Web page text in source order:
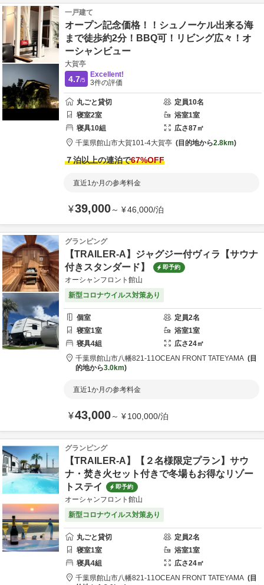
一戸建て
オープン記念価格！！シュノーケル出来る海
まで徒歩約2分！BBQ可！リビング広々！オ
ーシャンビュー
大賀亭
4.7/5
Excellent!
3件の評価
丸ごと貸切 定員10名
寝室2室 浴室1室
寝具10組 広さ87㎡
千葉県館山市大賀101-4大賀亭 目的地から2.8km
７泊以上の連泊で67%OFF
直近1か月の参考料金
¥39,000～ ¥46,000/泊
グランピング
【TRAILER-A】ジャグジー付ヴィラ【サウナ
付きスタンダード】
即予約
オーシャンフロント館山
新型コロナウイルス対策あり
個室 定員2名
寝室1室 浴室1室
寝具4組 広さ24㎡
千葉県館山市八幡821-11OCEAN FRONT TATEYAMA
目
的地から3.0km
直近1か月の参考料金
¥43,000～ ¥100,000/泊
グランピング
【TRAILER-A】【２名様限定プラン】サウ
ナ・焚き火セット付きで冬場もお得なリゾー
トステイ
即予約
オーシャンフロント館山
新型コロナウイルス対策あり
丸ごと貸切 定員2名
寝室1室 浴室1室
寝具4組 広さ24㎡
千葉県館山市八幡821-11OCEAN FRONT TATEYAMA
目